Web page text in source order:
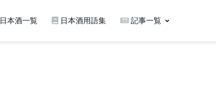
日本酒一覧 日本酒用語集 記事一覧